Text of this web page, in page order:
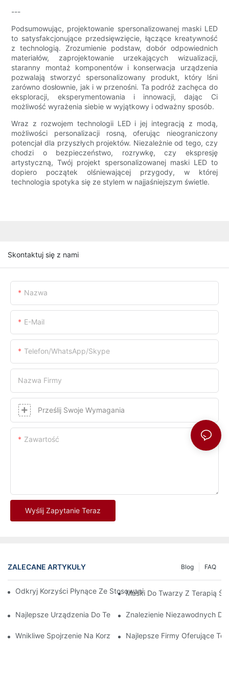
---
Podsumowując, projektowanie spersonalizowanej maski LED
to satysfakcjonujące przedsięwzięcie, łączące kreatywność
z technologią. Zrozumienie podstaw, dobór odpowiednich
materiałów, zaprojektowanie urzekających wizualizacji,
staranny montaż komponentów i konserwacja urządzenia
pozwalają stworzyć spersonalizowany produkt, który lśni
zarówno dosłownie, jak i w przenośni. Ta podróż zachęca do
eksploracji, eksperymentowania i innowacji, dając Ci
możliwość wyrażenia siebie w wyjątkowy i odważny sposób.
Wraz z rozwojem technologii LED i jej integracją z modą,
możliwości personalizacji rosną, oferując nieograniczony
potencjał dla przyszłych projektów. Niezależnie od tego, czy
chodzi o bezpieczeństwo, rozrywkę, czy ekspresję
artystyczną, Twój projekt spersonalizowanej maski LED to
dopiero początek olśniewającej przygody, w której
technologia spotyka się ze stylem w najjaśniejszym świetle.
Skontaktuj się z nami
Nazwa
E-Mail
Telefon/WhatsApp/Skype
Nazwa Firmy
Prześlij Swoje Wymagania
Zawartość
Wyślij Zapytanie Teraz
ZALECANE ARTYKUŁY FAQ
Blog
Odkryj Korzyści Płynące Ze Stosowania Maski Do Terapii
Maski Do Twarzy Z Terapią
Najlepsze Urządzenia Do Terapii Światłem Czerwonym I
Znalezienie Niezawodnych
Wnikliwe Spojrzenie Na Korzyści Płynące Ze Światłoterapii
Najlepsze Firmy Oferujące